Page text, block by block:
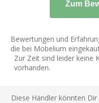
Bewertungen und
die bei Mobelium
Zur Zeit sind leider keine
vorhanden.
Diese Händler könnten Dir